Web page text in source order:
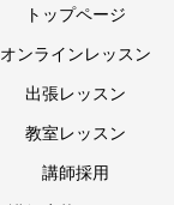
トップページ
オンラインレッスン
出張レッスン
教室レッスン
講師採用